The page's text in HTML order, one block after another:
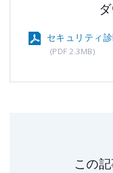
セキュリティ
(PDF 2.3MB)
この